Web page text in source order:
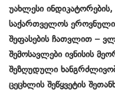
უახლესი ინდიკატორების,
საქართველოს ეროვნული
შეფასების ჩათვლით –
შემოსავლები ივნისის
შეზღუდული
ცეცხლის შეწყვეტის